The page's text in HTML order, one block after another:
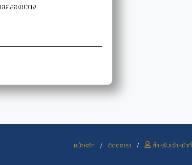
คลองขวาง
หน้าหลัก / ติดต่อเรา / สำหรับเจ้าหน้าที่